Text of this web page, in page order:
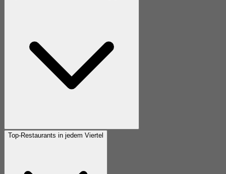
Top-Restaurants in jedem Viertel